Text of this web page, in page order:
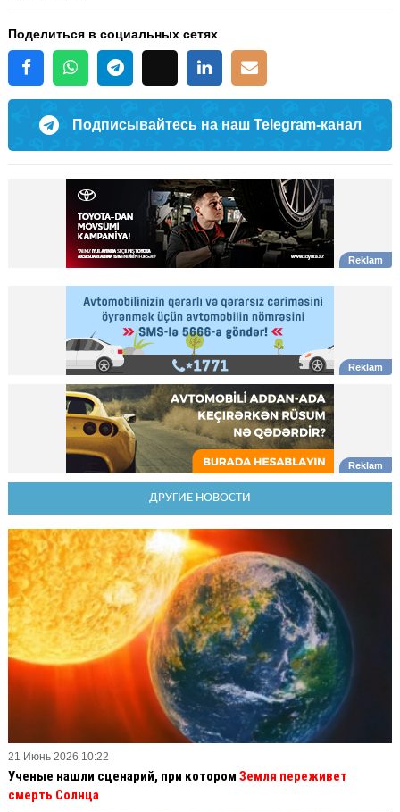
Поделиться в социальных сетях
Подписывайтесь на наш Telegram-канал
ДРУГИЕ НОВОСТИ
21 Июнь 2026 10:22
Ученые нашли сценарий, при котором Земля переживет
смерть Солнца